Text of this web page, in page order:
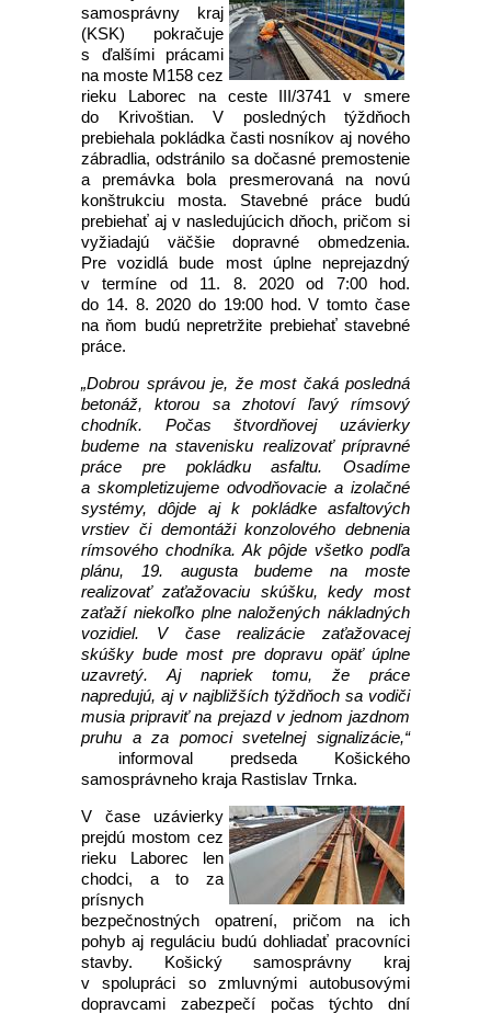
samosprávny kraj
(KSK) pokračuje
s ďalšími prácami
na moste M158 cez
rieku Laborec na ceste III/3741 v smere
do Krivoštian. V posledných týždňoch
prebiehala pokládka časti nosníkov aj nového
zábradlia, odstránilo sa dočasné premostenie
a premávka bola presmerovaná na novú
konštrukciu mosta. Stavebné práce budú
prebiehať aj v nasledujúcich dňoch, pričom si
vyžiadajú väčšie dopravné obmedzenia.
Pre vozidlá bude most úplne neprejazdný
v termíne od 11. 8. 2020 od 7:00 hod.
do 14. 8. 2020 do 19:00 hod. V tomto čase
na ňom budú nepretržite prebiehať stavebné
práce.
„Dobrou správou je, že most čaká posledná
betonáž, ktorou sa zhotoví ľavý rímsový
chodník. Počas štvordňovej uzávierky
budeme na stavenisku realizovať prípravné
práce pre pokládku asfaltu. Osadíme
a skompletizujeme odvodňovacie a izolačné
systémy, dôjde aj k pokládke asfaltových
vrstiev či demontáži konzolového debnenia
rímsového chodníka. Ak pôjde všetko podľa
plánu, 19. augusta budeme na moste
realizovať zaťažovaciu skúšku, kedy most
zaťaží niekoľko plne naložených nákladných
vozidiel. V čase realizácie zaťažovacej
skúšky bude most pre dopravu opäť úplne
uzavretý. Aj napriek tomu, že práce
napredujú, aj v najbližších týždňoch sa vodiči
musia pripraviť na prejazd v jednom jazdnom
pruhu a za pomoci svetelnej signalizácie,“
informoval predseda Košického
samosprávneho kraja Rastislav Trnka.
V čase uzávierky
prejdú mostom cez
rieku Laborec len
chodci, a to za
prísnych
bezpečnostných opatrení, pričom na ich
pohyb aj reguláciu budú dohliadať pracovníci
stavby. Košický samosprávny kraj
v spolupráci so zmluvnými autobusovými
dopravcami zabezpečí počas týchto dní